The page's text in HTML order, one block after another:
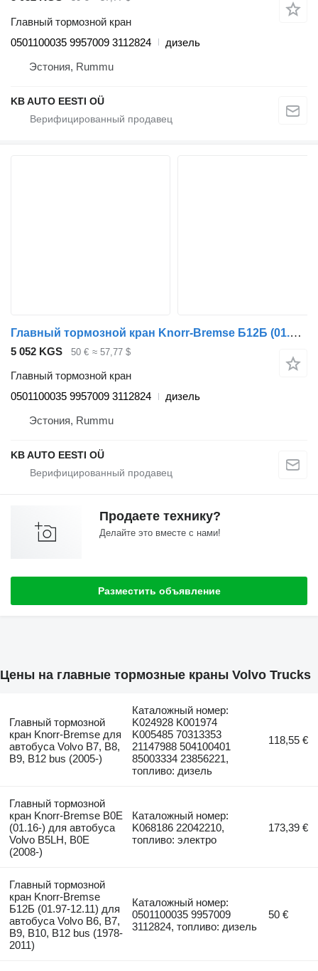
Главный тормозной кран
0501100035 9957009 3112824
дизель
Эстония, Rummu
KB AUTO EESTI OÜ
Главный тормозной кран Knorr-Bremse Б12Б (01.97-12.11) 0501100035 для автобуса Volvo B6, B7, B9, B10, B12 bus (1978-2011)
5 052 KGS 50 € ≈ 57,77 $
Главный тормозной кран
0501100035 9957009 3112824
дизель
Эстония, Rummu
KB AUTO EESTI OÜ
Продаете технику?
Делайте это вместе с нами!
Разместить объявление
Цены на главные тормозные краны Volvo Trucks
Главный тормозной
кран Knorr-Bremse для
автобуса Volvo B7, B8,
B9, B12 bus (2005-)
Каталожный номер:
K024928 K001974
K005485 70313353
21147988 504100401
85003334 23856221,
топливо: дизель
118,55 €
Главный тормозной
кран Knorr-Bremse B0E
(01.16-) для автобуса
Volvo B5LH, B0E
(2008-)
Каталожный номер:
K068186 22042210,
топливо: электро
173,39 €
Главный тормозной
кран Knorr-Bremse
Б12Б (01.97-12.11) для
автобуса Volvo B6, B7,
B9, B10, B12 bus (1978-
2011)
Каталожный номер:
0501100035 9957009
3112824, топливо: дизель
50 €